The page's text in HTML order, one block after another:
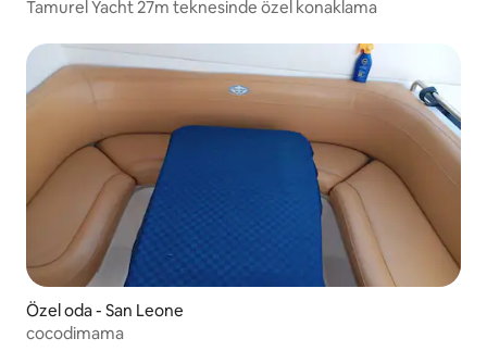
Tamurel Yacht 27m teknesinde özel konaklama
Özel oda - San Leone
cocodimama